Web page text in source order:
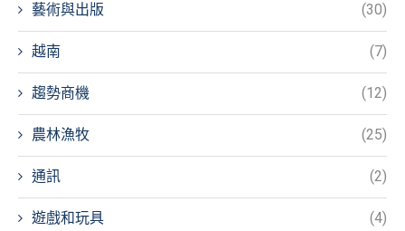
藝術與出版 (30)
越南 (7)
趨勢商機 (12)
農林漁牧 (25)
通訊 (2)
遊戲和玩具 (4)